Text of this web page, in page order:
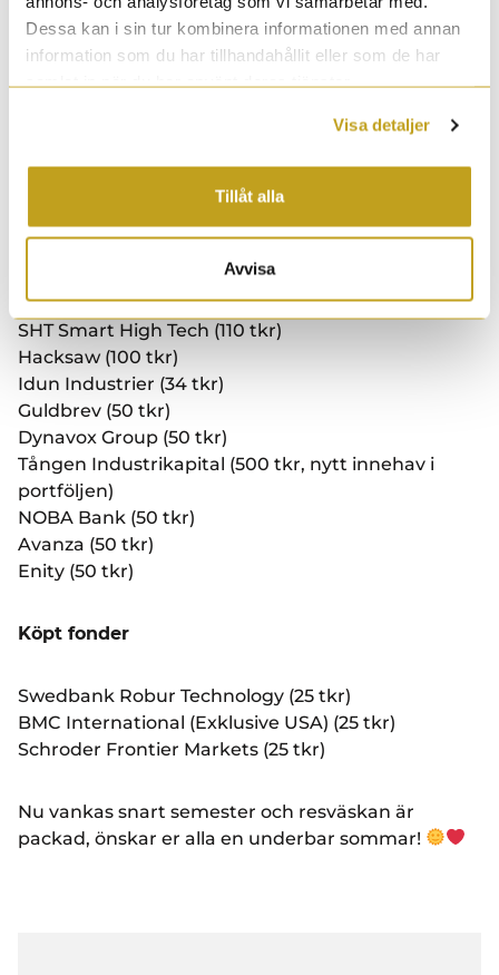
Dessa kan i sin tur kombinera informationen med annan
information som du har tillhandahållit eller som de har
samlat in när du har använt deras tjänster.
Visa detaljer
Tillåt alla
Avvisa
Sålt aktier
Köpt aktier
Byhmgard (100 tkr, nytt innehav i portföljen)
SHT Smart High Tech (110 tkr)
Hacksaw (100 tkr)
Idun Industrier (34 tkr)
Guldbrev (50 tkr)
Dynavox Group (50 tkr)
Tången Industrikapital (500 tkr, nytt innehav i
portföljen)
NOBA Bank (50 tkr)
Avanza (50 tkr)
Enity (50 tkr)
Köpt fonder
Swedbank Robur Technology (25 tkr)
BMC International (Exklusive USA) (25 tkr)
Schroder Frontier Markets (25 tkr)
Nu vankas snart semester och resväskan är
packad, önskar er alla en underbar sommar!